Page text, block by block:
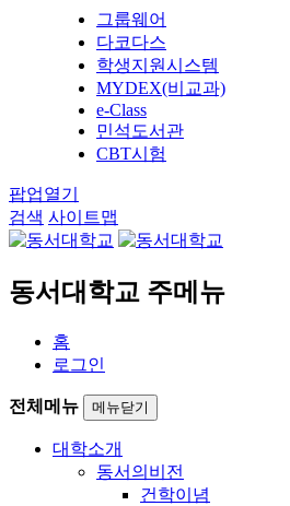
그룹웨어
다코다스
학생지원시스템
MYDEX(비교과)
e-Class
민석도서관
CBT시험
팝업열기
검색 사이트맵
동서대학교 주메뉴
홈
로그인
전체메뉴 메뉴닫기
대학소개
동서의비전
건학이념